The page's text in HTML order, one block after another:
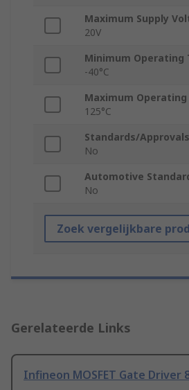
Maximum Supply
20V
Minimum Operating
-40°C
Maximum
125°C
Standards/Approvals
No
Automotive
No
Zoek vergelijkbare
Gerelateerde Links
Infineon MOSFET Gate Driver